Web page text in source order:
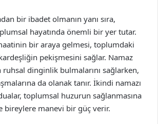
bir ibadet olmanın yanı sıra,
hayatında önemli bir yer tutar.
bir araya gelmesi, toplumdaki
pekişmesini sağlar. Namaz
dinginlik bulmalarını sağlarken,
da olanak tanır. İkindi namazı
toplumsal huzurun sağlanmasına
bireylere manevi bir güç verir.